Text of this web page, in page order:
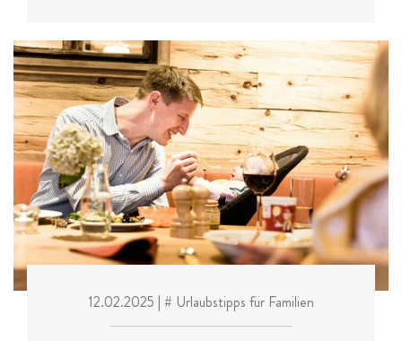
12.02.2025 | # Urlaubstipps für Familien